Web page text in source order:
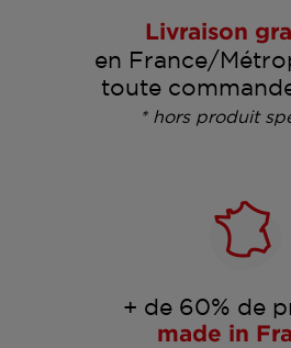
Livraison
en France/
toute
* hors produit
+ de 60% de
made in